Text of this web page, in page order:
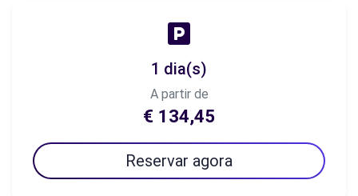
1 dia(s)
A partir de
€ 134,45
Reservar agora